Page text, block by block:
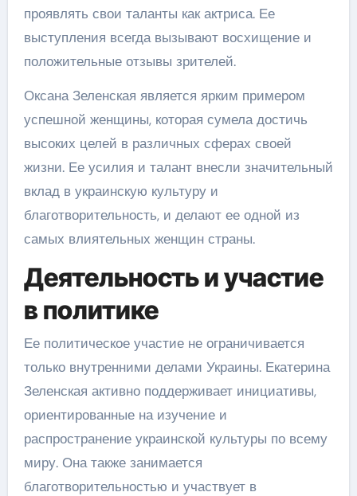
проявлять свои таланты как актриса. Ее
выступления всегда вызывают восхищение и
положительные отзывы зрителей.
Оксана Зеленская является ярким примером
успешной женщины, которая сумела достичь
высоких целей в различных сферах своей
жизни. Ее усилия и талант внесли значительный
вклад в украинскую культуру и
благотворительность, и делают ее одной из
самых влиятельных женщин страны.
Деятельность и участие
в политике
Ее политическое участие не ограничивается
только внутренними делами Украины. Екатерина
Зеленская активно поддерживает инициативы,
ориентированные на изучение и
распространение украинской культуры по всему
миру. Она также занимается
благотворительностью и участвует в